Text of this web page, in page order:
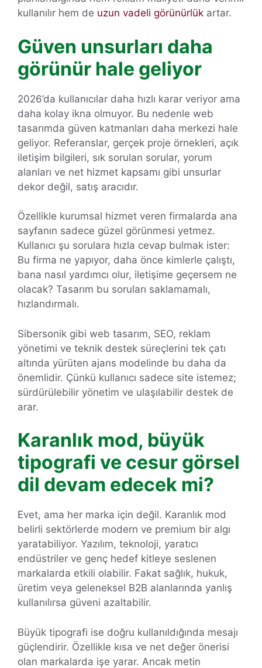
kullanılır hem de uzun vadeli görünürlük artar.
Güven unsurları daha
görünür hale geliyor
2026’da kullanıcılar daha hızlı karar veriyor ama
daha kolay ikna olmuyor. Bu nedenle web
tasarımda güven katmanları daha merkezi hale
geliyor. Referanslar, gerçek proje örnekleri, açık
iletişim bilgileri, sık sorulan sorular, yorum
alanları ve net hizmet kapsamı gibi unsurlar
dekor değil, satış aracıdır.
Özellikle kurumsal hizmet veren firmalarda ana
sayfanın sadece güzel görünmesi yetmez.
Kullanıcı şu sorulara hızla cevap bulmak ister:
Bu firma ne yapıyor, daha önce kimlerle çalıştı,
bana nasıl yardımcı olur, iletişime geçersem ne
olacak? Tasarım bu soruları saklamamalı,
hızlandırmalı.
Sibersonik gibi web tasarım, SEO, reklam
yönetimi ve teknik destek süreçlerini tek çatı
altında yürüten ajans modelinde bu daha da
önemlidir. Çünkü kullanıcı sadece site istemez;
sürdürülebilir yönetim ve ulaşılabilir destek de
arar.
Karanlık mod, büyük
tipografi ve cesur görsel
dil devam edecek mi?
Evet, ama her marka için değil. Karanlık mod
belirli sektörlerde modern ve premium bir algı
yaratabiliyor. Yazılım, teknoloji, yaratıcı
endüstriler ve genç hedef kitleye seslenen
markalarda etkili olabilir. Fakat sağlık, hukuk,
üretim veya geleneksel B2B alanlarında yanlış
kullanılırsa güveni azaltabilir.
Büyük tipografi ise doğru kullanıldığında mesajı
güçlendirir. Özellikle kısa ve net değer önerisi
olan markalarda işe yarar. Ancak metin